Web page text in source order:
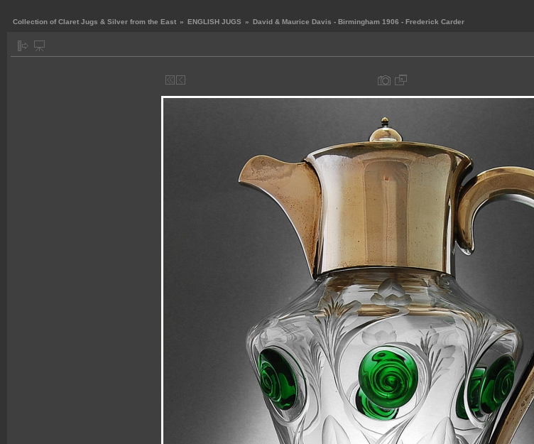
Collection of Claret Jugs & Silver from the East » ENGLISH JUGS » David & Maurice Davis - Birmingham 1906 - Frederick Carder